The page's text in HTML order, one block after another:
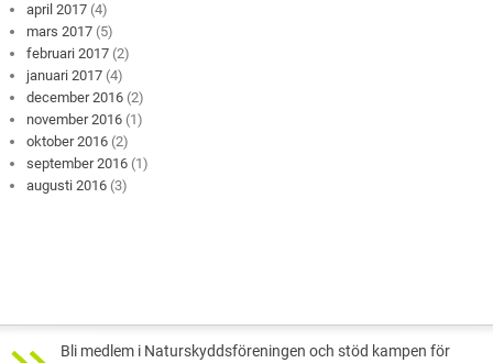
april 2017 (4)
mars 2017 (5)
februari 2017 (2)
januari 2017 (4)
december 2016 (2)
november 2016 (1)
oktober 2016 (2)
september 2016 (1)
augusti 2016 (3)
Bli medlem i Naturskyddsföreningen och stöd kampen för